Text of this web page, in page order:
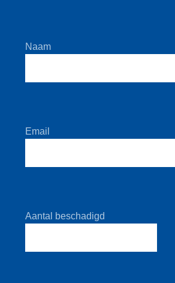
Naam
Email
Aantal beschadigd